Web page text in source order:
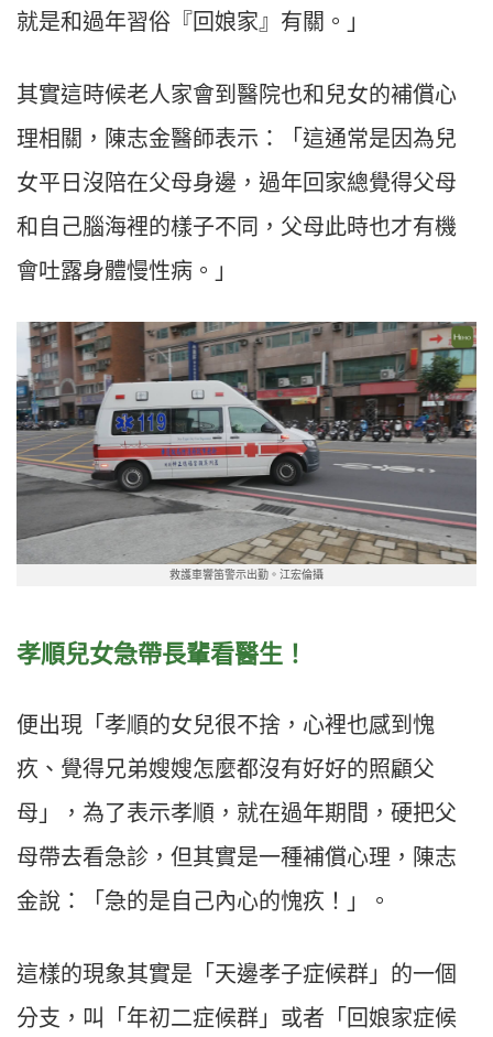
就是和過年習俗『回娘家』有關。」
其實這時候老人家會到醫院也和兒女的補償心
理相關，陳志金醫師表示：「這通常是因為兒
女平日沒陪在父母身邊，過年回家總覺得父母
和自己腦海裡的樣子不同，父母此時也才有機
會吐露身體慢性病。」
救護車響笛警示出勤。江宏倫攝
孝順兒女急帶長輩看醫生！
便出現「孝順的女兒很不捨，心裡也感到愧
疚、覺得兄弟嫂嫂怎麼都沒有好好的照顧父
母」，為了表示孝順，就在過年期間，硬把父
母帶去看急診，但其實是一種補償心理，陳志
金說：「急的是自己內心的愧疚！」。
這樣的現象其實是「天邊孝子症候群」的一個
分支，叫「年初二症候群」或者「回娘家症候